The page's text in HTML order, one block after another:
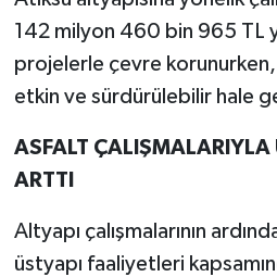
142 milyon 460 bin 965 TL
projelerle çevre
etkin ve sürdürülebilir hale
ASFALT
ARTTI
Altyapı çalışmalarının
üstyapı faaliyetleri